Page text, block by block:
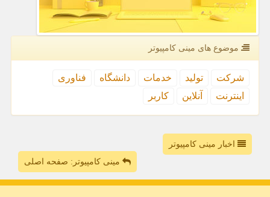
موضوع های مینی كامپیوتر
شركت تولید خدمات دانشگاه
فناوری
اینترنت
آنلاین كاربر
اخبار مینی کامپیوتر
مینی کامپیوتر: صفحه اصلی